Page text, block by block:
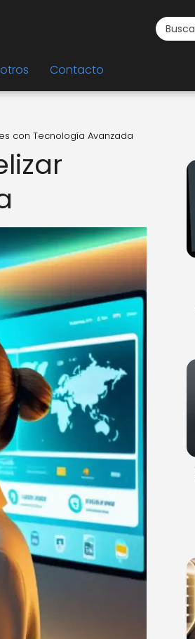
Contacto
con Tecnología Avanzada